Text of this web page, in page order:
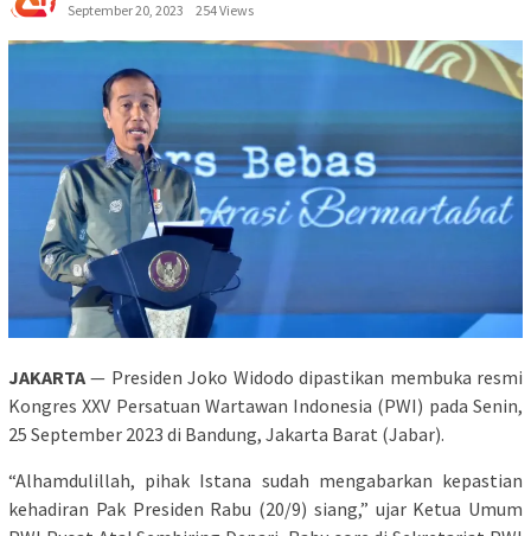
September 20, 2023
254 Views
JAKARTA — Presiden Joko Widodo dipastikan membuka resmi
Kongres XXV Persatuan Wartawan Indonesia (PWI) pada Senin,
25 September 2023 di Bandung, Jakarta Barat (Jabar).
“Alhamdulillah, pihak Istana sudah mengabarkan kepastian
kehadiran Pak Presiden Rabu (20/9) siang,” ujar Ketua Umum